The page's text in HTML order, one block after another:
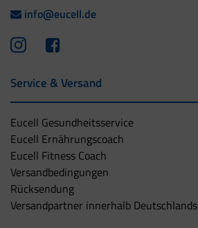
info@eucell.de
Service & Versand
Eucell Gesundheitsservice
Eucell Ernährungscoach
Eucell Fitness Coach
Versandbedingungen
Rücksendung
Versandpartner innerhalb Deutschlands